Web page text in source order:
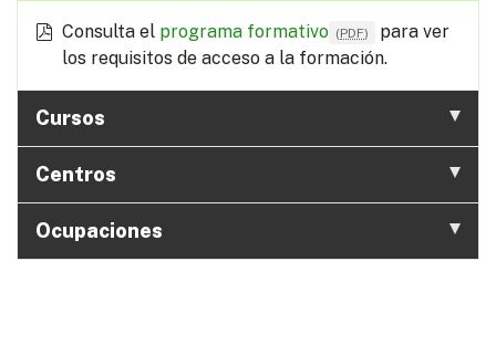
Consulta el programa formativo (PDF)
para ver
los requisitos de acceso a la formación.
Cursos
Centros
Ocupaciones